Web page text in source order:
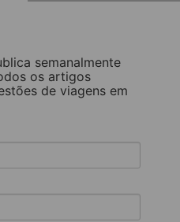
semanalmente
os artigos
de viagens em